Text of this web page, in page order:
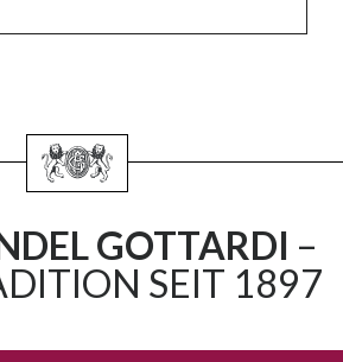
GOTTARDI –
SEIT 1897